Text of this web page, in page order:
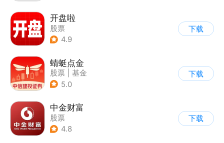
开盘啦
股票
4.9
下载
蜻蜓点金
股票
基金
5.0
下载
中金财富
股票
4.8
下载